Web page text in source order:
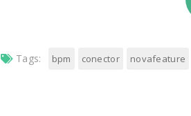
Tags: bpm conector novafeature